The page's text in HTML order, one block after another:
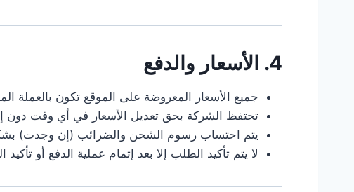
4. الأسعار والدفع
جميع الأسعار المعروضة على الموقع تكون بالعملة
تحتفظ الشركة بحق تعديل الأسعار في أي وقت دون
يتم احتساب رسوم الشحن والضرائب (إن وجدت)
لا يتم تأكيد الطلب إلا بعد إتمام عملية الدفع أو